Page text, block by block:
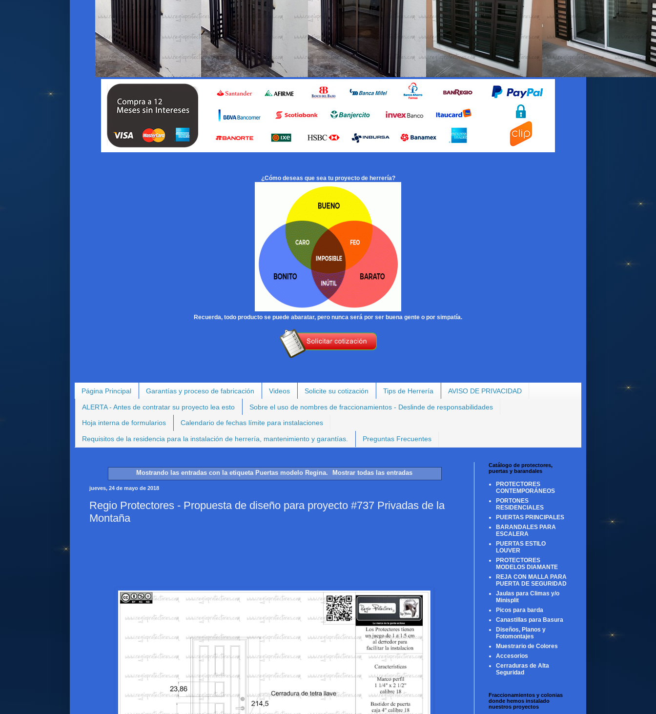
¿Cómo deseas que sea tu proyecto de herrería?
Recuerda, todo producto se puede abaratar, pero nunca será por ser buena gente o por simpatía.
Página Principal Garantías y proceso de fabricación Videos Solicite su cotización Tips de Herrería AVISO DE PRIVACIDAD
ALERTA - Antes de contratar su proyecto lea esto Sobre el uso de nombres de fraccionamientos - Deslinde de responsabilidades
Hoja interna de formularios Calendario de fechas límite para instalaciones
Requisitos de la residencia para la instalación de herrería, mantenimiento y garantías. Preguntas Frecuentes
Mostrando las entradas con la etiqueta Puertas modelo Regina. Mostrar todas las entradas
jueves, 24 de mayo de 2018
Regio Protectores - Propuesta de diseño para proyecto #737 Privadas de la
Montaña
Catálogo de protectores,
puertas y barandales
PROTECTORES
CONTEMPORÁNEOS
PORTONES
RESIDENCIALES
PUERTAS PRINCIPALES
BARANDALES PARA
ESCALERA
PUERTAS ESTILO
LOUVER
PROTECTORES
MODELOS DIAMANTE
REJA CON MALLA PARA
PUERTA DE SEGURIDAD
Jaulas para Climas y/o
Minisplit
Picos para barda
Canastillas para Basura
Diseños, Planos y
Fotomontajes
Muestrario de Colores
Accesorios
Cerraduras de Alta
Seguridad
Fraccionamientos y colonias
donde hemos instalado
nuestros proyectos